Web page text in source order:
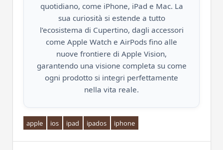
quotidiano, come iPhone, iPad e Mac. La
sua curiosità si estende a tutto
l’ecosistema di Cupertino, dagli accessori
come Apple Watch e AirPods fino alle
nuove frontiere di Apple Vision,
garantendo una visione completa su come
ogni prodotto si integri perfettamente
nella vita reale.
apple ios ipad ipados iphone